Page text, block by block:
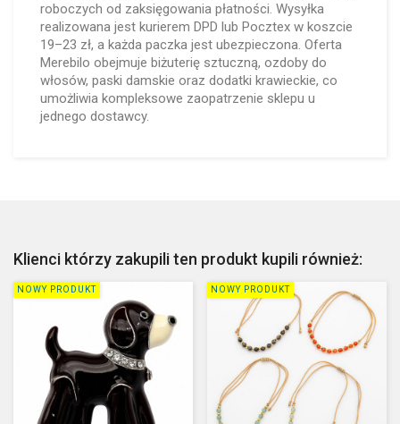
roboczych od zaksięgowania płatności. Wysyłka
realizowana jest kurierem DPD lub Pocztex w koszcie
19–23 zł, a każda paczka jest ubezpieczona. Oferta
Merebilo obejmuje biżuterię sztuczną, ozdoby do
włosów, paski damskie oraz dodatki krawieckie, co
umożliwia kompleksowe zaopatrzenie sklepu u
jednego dostawcy.
Klienci którzy zakupili ten produkt kupili również:
NOWY PRODUKT NOWY PRODUKT